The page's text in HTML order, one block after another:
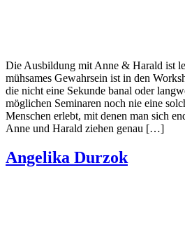
Die Ausbildung mit Anne & Harald ist
mühsames Gewahrsein ist in den
die nicht eine Sekunde banal oder
möglichen Seminaren noch nie eine
Menschen erlebt, mit denen man sich
Anne und Harald ziehen genau […]
Angelika Durzok